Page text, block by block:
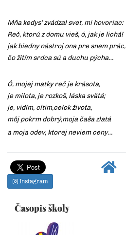
Mňa kedys’ zvádzal svet, mi hovoriac:
Reč, ktorú z domu vieš, ó, jak je lichá!
jak biedny nástroj ona pre snem prác,
čo žitím srdca sú a duchu pýcha…
Ó, mojej matky reč je krásota,
je milota, je rozkoš, láska svätá;
je, vidím, cítim,celok života,
môj pokrm dobrý,moja čaša zlatá
a moja odev, ktorej neviem ceny…
Instagram
Časopis školy